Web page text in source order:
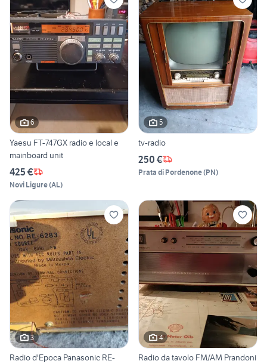
6
Yaesu FT-747GX radio e local e
mainboard unit
425 €
Novi Ligure(AL)
5
tv-radio
250 €
Prata di Pordenone(PN)
3
Radio d'Epoca Panasonic RE-
4
Radio da tavolo FM/AM Prandoni